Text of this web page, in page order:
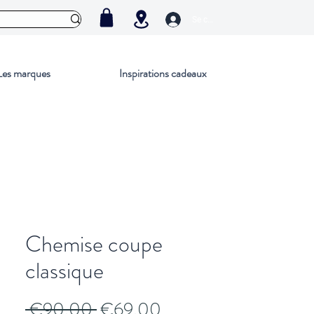
marques Inspirations cadeaux
Chemise coupe
classique
Regular